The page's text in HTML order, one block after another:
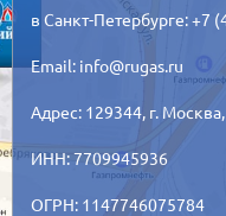
в Санкт-Петербурге: +7
Email: info@rugas.ru
Адрес: 129344, г. Москва,
ИНН: 7709945936
ОГРН: 1147746075784